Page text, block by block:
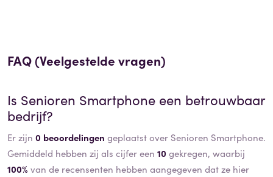
FAQ (Veelgestelde vragen)
Is Senioren Smartphone een betrouwbaar
bedrijf?
Er zijn 0 beoordelingen geplaatst over Senioren Smartphone.
Gemiddeld hebben zij als cijfer een 10 gekregen, waarbij
100% van de recensenten hebben aangegeven dat ze hier